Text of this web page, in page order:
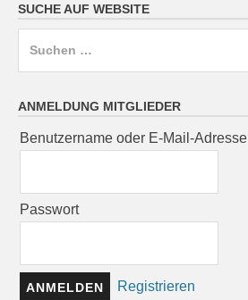
SUCHE AUF WEBSITE
ANMELDUNG MITGLIEDER
Benutzername oder E-Mail-Adresse
Passwort
Registrieren